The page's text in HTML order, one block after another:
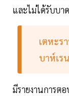
และไม่ได้รับบา
เตหะร
บาห์เร
มีรายงานการต